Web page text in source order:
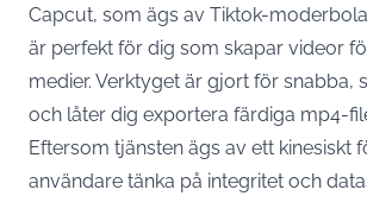
Capcut, som ägs av Tiktok-
är perfekt för dig som skapar videor
medier. Verktyget är gjort för snabba,
och låter dig exportera färdiga mp4-
Eftersom tjänsten ägs av ett kinesiskt
användare tänka på integritet och